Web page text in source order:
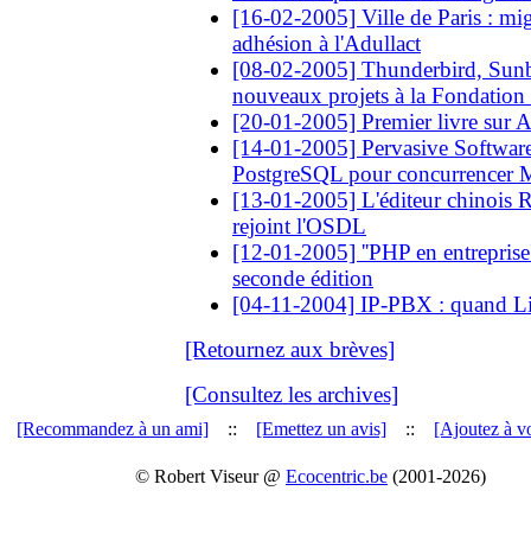
[16-02-2005] Ville de Paris :
adhésion à l'Adullact
[08-02-2005] Thunderbird,
nouveaux projets à la
[20-01-2005] Premier livre sur
[14-01-2005] Pervasive
PostgreSQL pour concurrencer
[13-01-2005] L'éditeur chinois
rejoint l'OSDL
[12-01-2005] ''PHP en
seconde édition
[04-11-2004] IP-PBX : quand
[Retournez aux brèves]
[Consultez les archives]
[Recommandez à un ami] :: [Emettez un avis] :: [Ajoutez à
© Robert Viseur @ Ecocentric.be (2001-2026)